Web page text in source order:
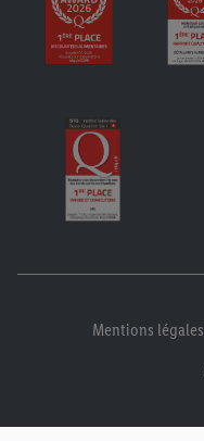
Mentions légales